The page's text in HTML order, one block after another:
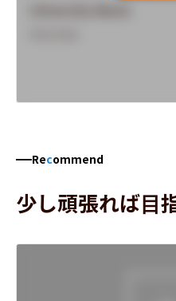
Recommend
少し頑張れば目